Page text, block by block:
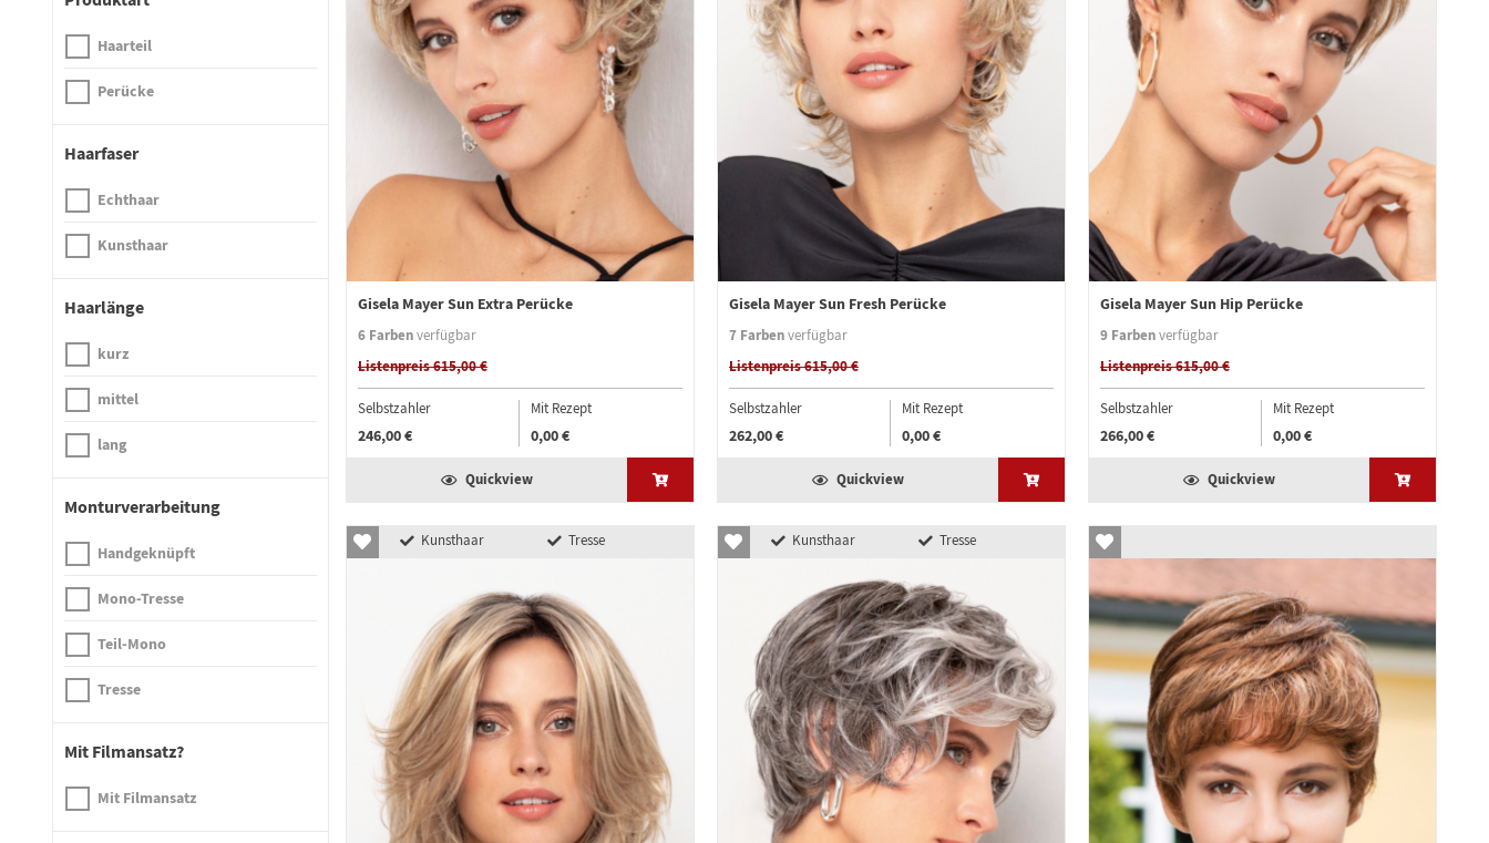
Haarteil
Perücke
Haarfaser
Echthaar
Kunsthaar
Haarlänge
kurz
mittel
lang
Monturverarbeitung
Handgeknüpft
Mono-Tresse
Teil-Mono
Tresse
Mit Filmansatz?
Mit Filmansatz
Gisela Mayer Sun Extra Perücke
6 Farbenverfügbar
Listenpreis 615,00 €
Selbstzahler
246,00 €
Mit Rezept
0,00 €
Quickview
Gisela Mayer Sun Fresh Perücke
7 Farbenverfügbar
Listenpreis 615,00 €
Selbstzahler
262,00 €
Mit Rezept
0,00 €
Quickview
Gisela Mayer Sun Hip Perücke
9 Farbenverfügbar
Listenpreis 615,00 €
Selbstzahler
266,00 €
Mit Rezept
0,00 €
Quickview
Kunsthaar Tresse Kunsthaar Tresse